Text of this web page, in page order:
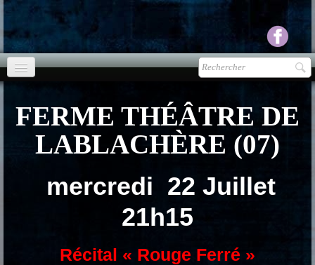
agenda
▼
Ecouter Voir▼
FERME THÉÂTRE DE
LABLACHÈRE (07)
mercredi 22 Juillet
21h15
Récital « Rouge Ferré »